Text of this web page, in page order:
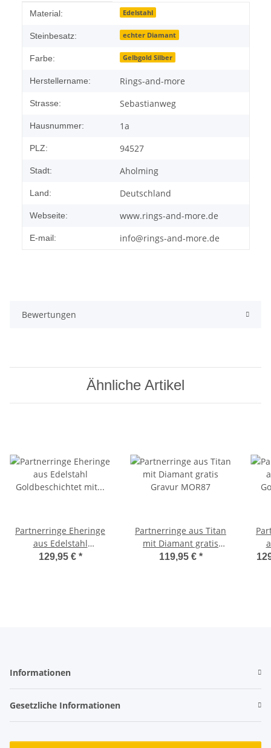
Produkteigenschaft
Wert
Material: Edelstahl
Steinbesatz: echter Diamant
Farbe: Gelbgold Silber
Herstellername: Rings-and-more
Strasse: Sebastianweg
Hausnummer: 1a
PLZ: 94527
Stadt: Aholming
Land: Deutschland
Webseite: www.rings-and-more.de
E-mail: info@rings-and-more.de
Bewertungen
Ähnliche Artikel
Partnerringe Eheringe
aus Edelstahl
Goldbeschichtet mit
129,95 € *
Partnerringe aus Titan
mit Diamant gratis
Gravur MOR87
119,95 € *
Informationen
Gesetzliche Informationen